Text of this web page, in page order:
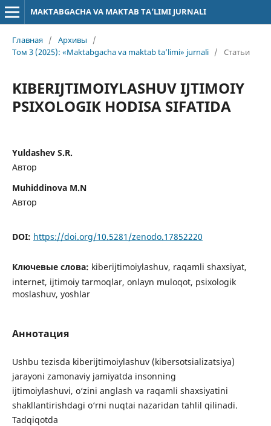
MAKTABGACHA VA MAKTAB TA’LIMI JURNALI
Главная / Архивы
/
Том 3 (2025): «Maktabgacha va maktab ta’limi» jurnali / Статьи
KIBERIJTIMOIYLASHUV IJTIMOIY
PSIXOLOGIK HODISA SIFATIDA
Yuldashev S.R.
Автор
Muhiddinova M.N
Автор
DOI: https://doi.org/10.5281/zenodo.17852220
Ключевые слова: kiberijtimoiylashuv, raqamli shaxsiyat,
internet, ijtimoiy tarmoqlar, onlayn muloqot, psixologik
moslashuv, yoshlar
Аннотация
Ushbu tezisda kiberijtimoiylashuv (kibersotsializatsiya)
jarayoni zamonaviy jamiyatda insonning
ijtimoiylashuvi, o‘zini anglash va raqamli shaxsiyatini
shakllantirishdagi o‘rni nuqtai nazaridan tahlil qilinadi.
Tadqiqotda